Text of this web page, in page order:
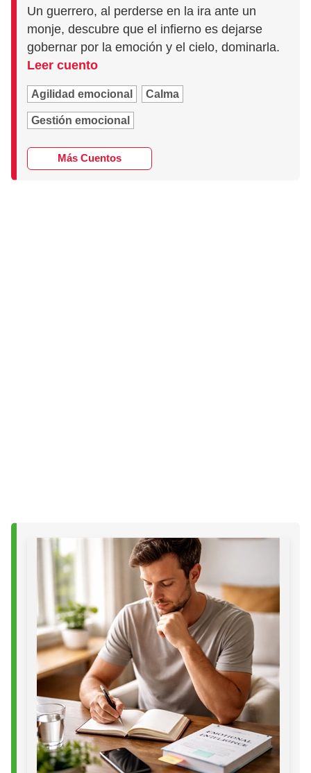
Un guerrero, al perderse en la ira ante un
monje, descubre que el infierno es dejarse
gobernar por la emoción y el cielo, dominarla.
Leer cuento
Agilidad emocional Calma
Gestión emocional
Más Cuentos